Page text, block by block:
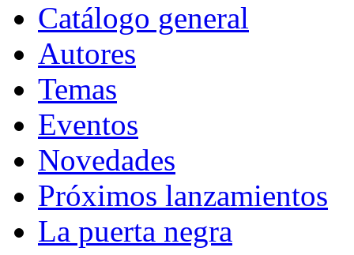
Catálogo general
Autores
Temas
Eventos
Novedades
Próximos lanzamientos
La puerta negra